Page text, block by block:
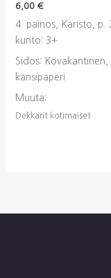
6,00 €
4. painos, Karisto, p.
kunto: 3+
Sidos: Kovakantinen,
kansipaperi
Muuta:
Dekkarit kotimaiset